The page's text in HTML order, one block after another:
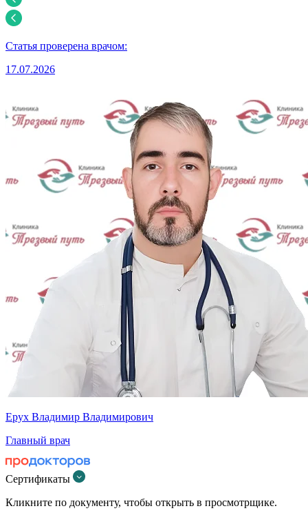
Статья проверена врачом:
17.07.2026
Ерух Владимир Владимирович
Главный врач
Сертификаты
Кликните по документу, чтобы открыть в просмотрщике.